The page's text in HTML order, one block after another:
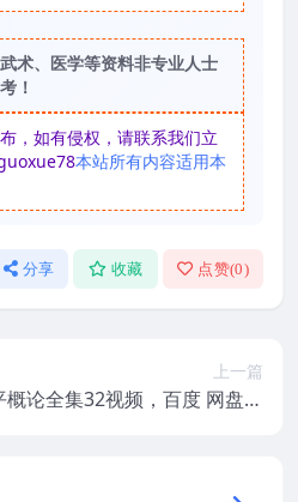
术、医学等资料非专业人士
！
，如有侵权，请联系我们立
本站所有内容适用本
分享 收藏 点赞(0)
上一篇
论全集32视频，百度 网盘下